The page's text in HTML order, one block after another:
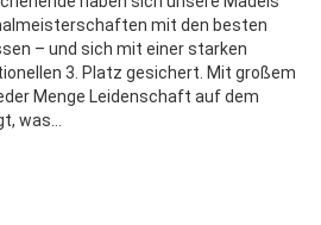
mit den besten
– und sich mit einer starken
3. Platz gesichert. Mit großem
Menge Leidenschaft auf dem
was…